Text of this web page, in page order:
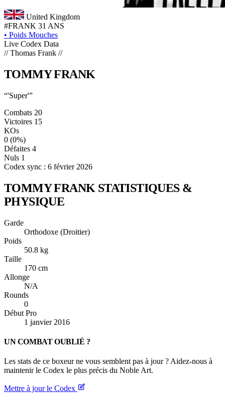
United Kingdom
#FRANK 31 ANS
• Poids Mouches
Live Codex Data
// Thomas Frank //
TOMMYFRANK
“'Super'”
Combats 20
Victoires 15
KOs
0 (0%)
Défaites 4
Nuls 1
Codex sync : 6 février 2026
TOMMY FRANK STATISTIQUES &
PHYSIQUE
Garde
Orthodoxe (Droitier)
Poids
50.8 kg
Taille
170 cm
Allonge
N/A
Rounds
0
Début Pro
1 janvier 2016
UN COMBAT OUBLIÉ ?
Les stats de ce boxeur ne vous semblent pas à jour ? Aidez-nous à
maintenir le Codex le plus précis du Noble Art.
Mettre à jour le Codex